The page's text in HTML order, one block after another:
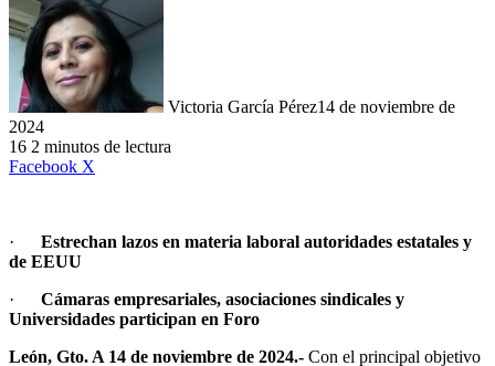
Victoria García Pérez14 de noviembre de
2024
16 2 minutos de lectura
Facebook X
· Estrechan lazos en materia laboral autoridades estatales y
de EEUU
· Cámaras empresariales, asociaciones sindicales y
Universidades participan en Foro
León, Gto. A 14 de noviembre de 2024.- Con el principal objetivo